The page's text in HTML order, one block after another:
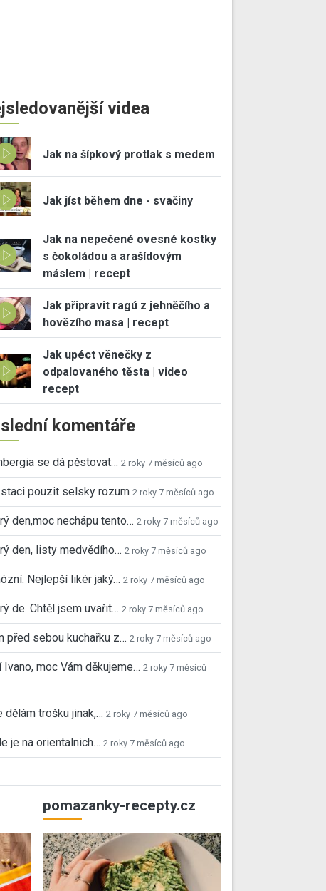
videa
Jak na šípkový protlak s medem
Jak jíst během dne - svačiny
Jak na nepečené ovesné kostky
s čokoládou a arašídovým
máslem | recept
Jak připravit ragú z jehněčího a
hovězího masa | recept
Jak upéct věnečky z
odpalovaného těsta | video
recept
komentáře
se dá pěstovat… 2 roky 7 měsíců ago
pouzit selsky rozum 2 roky 7 měsíců ago
den,moc nechápu tento… 2 roky 7 měsíců ago
den, listy medvědího… 2 roky 7 měsíců ago
Nejlepší likér jaký… 2 roky 7 měsíců ago
de. Chtěl jsem uvařit… 2 roky 7 měsíců ago
před sebou kuchařku z… 2 roky 7 měsíců ago
Ivano, moc Vám děkujeme… 2 roky 7 měsíců
dělám trošku jinak,… 2 roky 7 měsíců ago
je na orientalnich… 2 roky 7 měsíců ago
pomazanky-recepty.cz